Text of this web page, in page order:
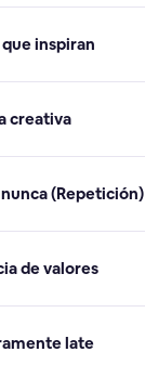
inspiran
creativa
(Repetición)
de valores
late